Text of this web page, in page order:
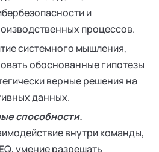
и
процессов.
системного мышления,
обоснованные гипотезы
верные решения на
данных.
способности.
внутри команды,
умение разрешать